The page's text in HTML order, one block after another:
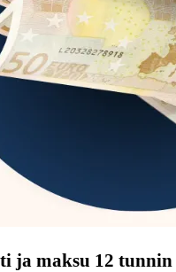
ja maksu 12 tunnin